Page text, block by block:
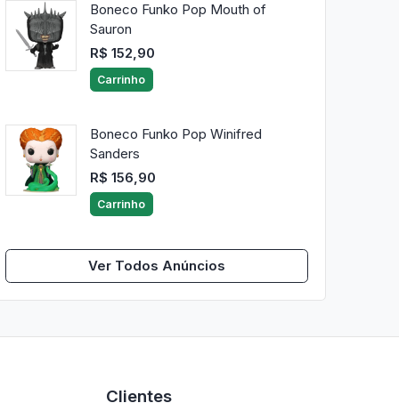
Boneco Funko Pop Mouth of
Sauron
R$ 152,90
Carrinho
Boneco Funko Pop Winifred
Sanders
R$ 156,90
Carrinho
Ver Todos Anúncios
Clientes